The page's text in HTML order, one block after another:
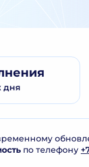
дня
по телефону